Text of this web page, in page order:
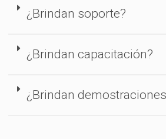
¿Brindan soporte?
¿Brindan capacitación?
¿Brindan